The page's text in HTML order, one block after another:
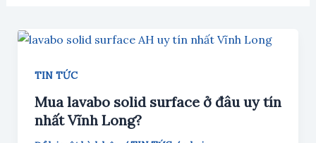
TIN TỨC
Mua lavabo solid surface ở đâu uy tín
nhất Vĩnh Long?